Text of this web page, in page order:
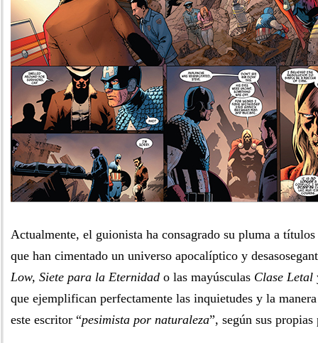
Actualmente, el guionista ha consagrado su pluma a
que han cimentado un universo apocalíptico y
Low, Siete para la Eternidad o las mayúsculas Clase Letal
que ejemplifican perfectamente las inquietudes y la
este escritor “pesimista por naturaleza”, según sus propias